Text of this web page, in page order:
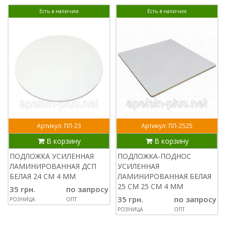
Есть в наличии
Артикул: ПЛ-23
В корзину
ПОДЛОЖКА УСИЛЕННАЯ
ЛАМИНИРОВАННАЯ ДСП
БЕЛАЯ 24 СМ 4 ММ
35 грн.
РОЗНИЦА
по запросу
ОПТ
Есть в наличии
Артикул: ПЛ-2525
В корзину
ПОДЛОЖКА-ПОДНОС
УСИЛЕННАЯ
ЛАМИНИРОВАННАЯ БЕЛАЯ
25 СМ 25 СМ 4 ММ
35 грн.
РОЗНИЦА
по запросу
ОПТ